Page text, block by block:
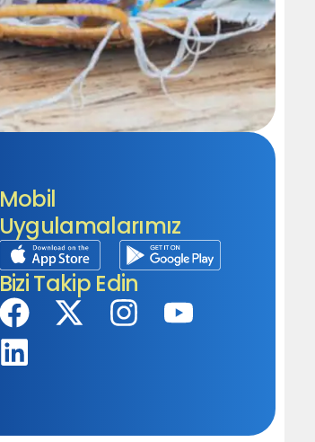
Mobil
Uygulamalarımız
Bizi Takip Edin